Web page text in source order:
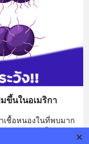
ขึ้นในอเมริกา
เชื้อหนองในที่พบมาก
างน่ากังวลทั้งใน